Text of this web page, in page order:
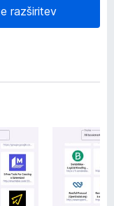
razširitev